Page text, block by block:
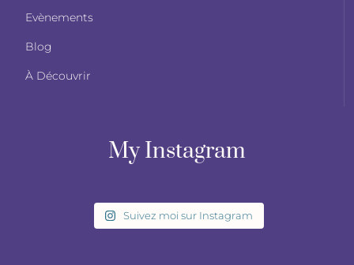
Evènements
Blog
À Découvrir
My Instagram
Suivez moi sur Instagram